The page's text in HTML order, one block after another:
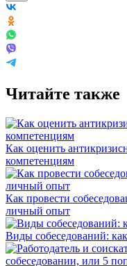
Читайте также
Как оценить
компетенциям
Как провести
личный опыт
Виды собеседований: